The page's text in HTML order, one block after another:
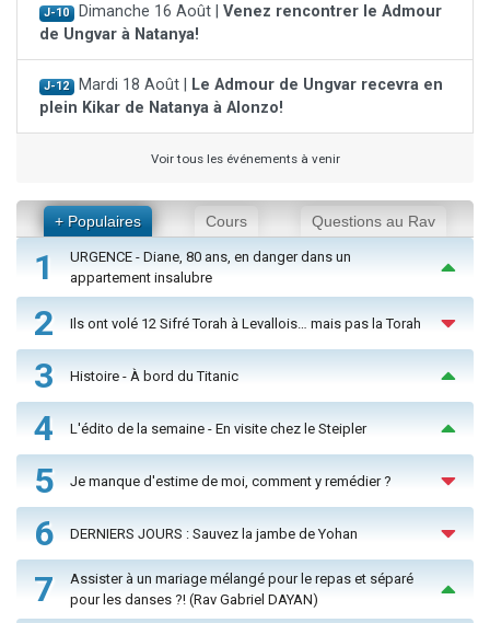
J-10 Dimanche 16 Août | Venez rencontrer le Admour
de Ungvar à Natanya!
J-12 Mardi 18 Août |
Le Admour de Ungvar recevra en
plein Kikar de Natanya à Alonzo!
Voir tous les événements à venir
+ Populaires Cours Questions au Rav
1
URGENCE - Diane, 80 ans, en danger dans un
appartement insalubre
2 Ils ont volé 12 Sifré Torah à Levallois… mais pas la Torah
3 Histoire - À bord du Titanic
4 L'édito de la semaine - En visite chez le Steipler
5 Je manque d'estime de moi, comment y remédier ?
6 DERNIERS JOURS : Sauvez la jambe de Yohan
7
Assister à un mariage mélangé pour le repas et séparé
pour les danses ?! (Rav Gabriel DAYAN)